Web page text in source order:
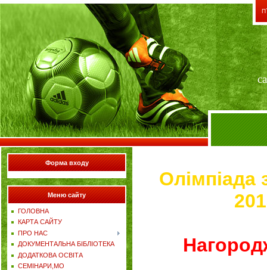
Форма входу
Меню сайту
ГОЛОВНА
КАРТА САЙТУ
ПРО НАС
ДОКУМЕНТАЛЬНА БІБЛІОТЕКА
ДОДАТКОВА ОСВІТА
СЕМІНАРИ,МО
Олімпіада